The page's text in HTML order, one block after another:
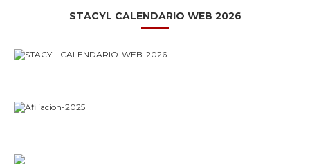
STACYL CALENDARIO WEB 2026